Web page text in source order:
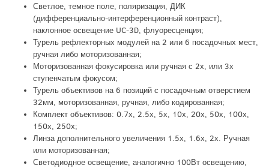
Светлое, темное поле, поляризация, ДИК
(дифференциально-интерференционный контраст),
наклонное освещение UC-3D, флуоресценция;
Турель рефлекторных модулей на 2 или 6 посадочных мест,
ручная либо моторизованная;
Моторизованная фокусировка или ручная с 2х, или 3х
ступенчатым фокусом;
Турель объективов на 6 позиций с посадочным отверстием
32мм, моторизованная, ручная, либо кодированная;
Комплект объективов: 0.7х, 2.5х, 5х, 10х, 20х, 50х, 100х,
150х, 250х;
Линза дополнительного увеличения 1.5х, 1.6х, 2х. Ручная
или моторизованная;
Светодиодное освещение, аналогично 100Вт освещению,